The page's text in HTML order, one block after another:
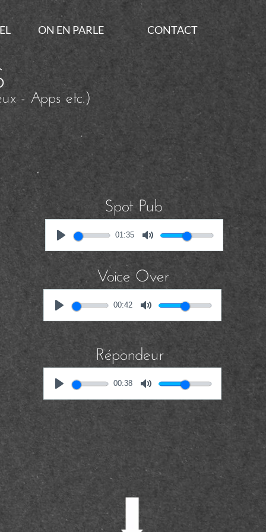
ON EN PARLE CONTACT
- Apps etc.)
Spot Pub
01:35
Voice Over
00:42
Répondeur
00:38